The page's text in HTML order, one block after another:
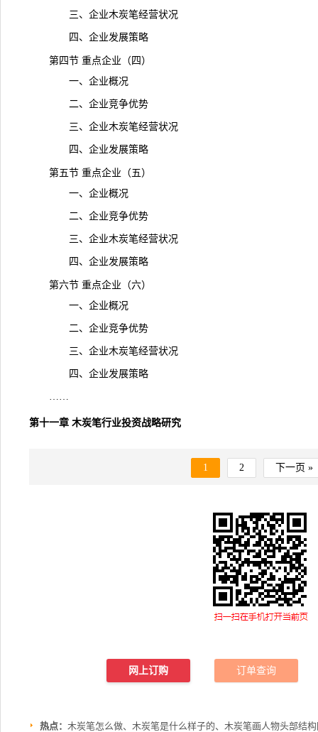
三、企业木炭笔经营状况
四、企业发展策略
第四节 重点企业（四）
一、企业概况
二、企业竞争优势
三、企业木炭笔经营状况
四、企业发展策略
第五节 重点企业（五）
一、企业概况
二、企业竞争优势
三、企业木炭笔经营状况
四、企业发展策略
第六节 重点企业（六）
一、企业概况
二、企业竞争优势
三、企业木炭笔经营状况
四、企业发展策略
……
第十一章 木炭笔行业投资战略研究
1 2 下一页 »
网上订购 订单查询
热点： 木炭笔怎么做、木炭笔是什么样子的、木炭笔画人物头部结